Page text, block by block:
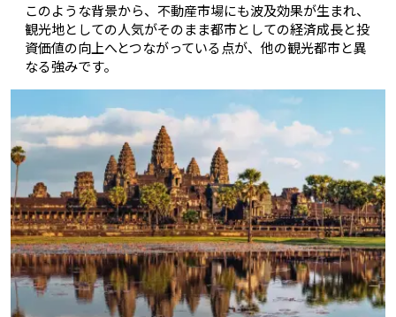
このような背景から、不動産市場にも波及効果が生まれ、
観光地としての人気がそのまま都市としての経済成長と投
資価値の向上へとつながっている点が、他の観光都市と異
なる強みです。